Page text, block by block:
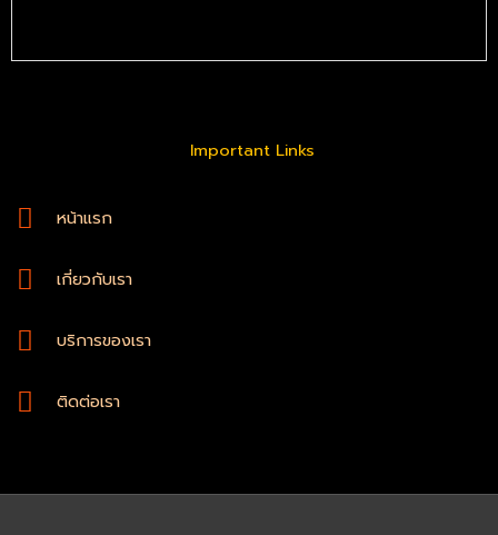
Important Links
หน้าแรก
เกี่ยวกับเรา
บริการของเรา
ติดต่อเรา